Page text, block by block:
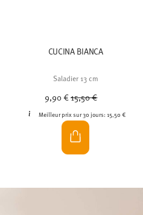
CUCINA BIANCA
Saladier 13 cm
9,90 €Price reduced from
15,50 €
Meilleur prix sur 30 jours: 15,50 €